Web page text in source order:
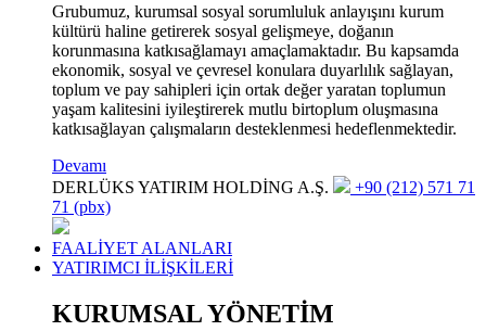
Grubumuz, kurumsal sosyal sorumluluk anlayışını kurum
kültürü haline getirerek sosyal gelişmeye, doğanın
korunmasına katkısağlamayı amaçlamaktadır. Bu kapsamda
ekonomik, sosyal ve çevresel konulara duyarlılık sağlayan,
toplum ve pay sahipleri için ortak değer yaratan toplumun
yaşam kalitesini iyileştirerek mutlu birtoplum oluşmasına
katkısağlayan çalışmaların desteklenmesi hedeflenmektedir.
Devamı
DERLÜKS YATIRIM HOLDİNG A.Ş.
+90 (212) 571 71
71 (pbx)
FAALİYET ALANLARI
YATIRIMCI İLİŞKİLERİ
KURUMSAL YÖNETİM